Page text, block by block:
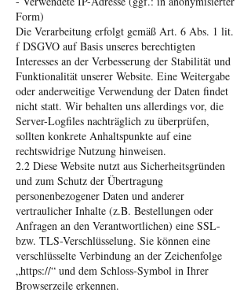
Form)
Die Verarbeitung erfolgt gemäß Art. 6 Abs. 1 lit.
f DSGVO auf Basis unseres berechtigten
Interesses an der Verbesserung der Stabilität und
Funktionalität unserer Website. Eine Weitergabe
oder anderweitige Verwendung der Daten findet
nicht statt. Wir behalten uns allerdings vor, die
Server-Logfiles nachträglich zu überprüfen,
sollten konkrete Anhaltspunkte auf eine
rechtswidrige Nutzung hinweisen.
2.2 Diese Website nutzt aus Sicherheitsgründen
und zum Schutz der Übertragung
personenbezogener Daten und anderer
vertraulicher Inhalte (z.B. Bestellungen oder
Anfragen an den Verantwortlichen) eine SSL-
bzw. TLS-Verschlüsselung. Sie können eine
verschlüsselte Verbindung an der Zeichenfolge
„https://“ und dem Schloss-Symbol in Ihrer
Browserzeile erkennen.